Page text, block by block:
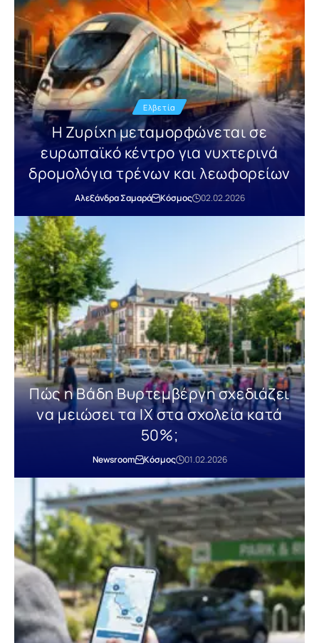
Ελβετία
Η Ζυρίχη μεταμορφώνεται σε
ευρωπαϊκό κέντρο για νυχτερινά
δρομολόγια τρένων και λεωφορείων
Αλεξάνδρα Σαμαρά Κόσμος 02.02.2026
Πώς η Βάδη Βυρτεμβέργη σχεδιάζει
να μειώσει τα ΙΧ στα σχολεία κατά
50%;
Newsroom Κόσμος 01.02.2026